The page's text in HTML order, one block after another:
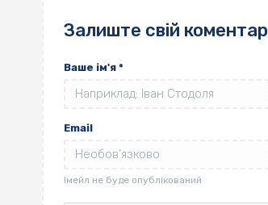
Залиште свій коментар
Ваше ім'я *
Email